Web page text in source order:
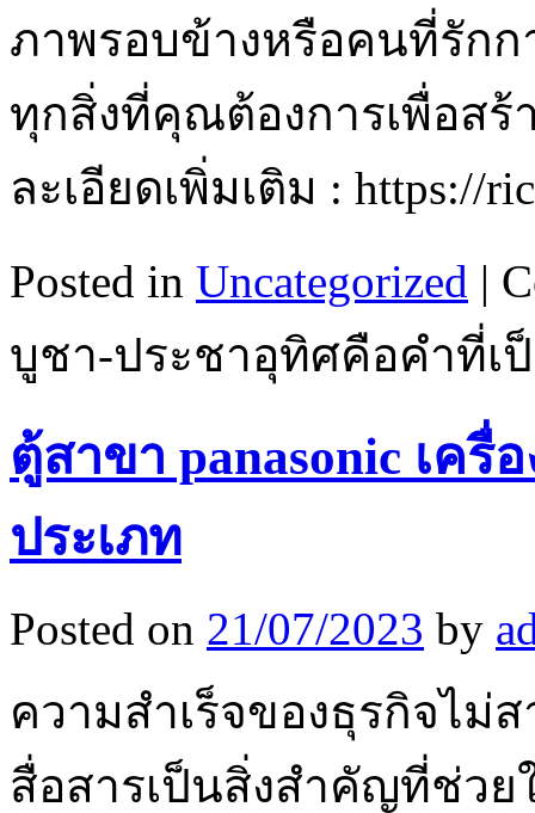
ภาพรอบข้างหรือคนที่รัก
ทุกสิ่งที่คุณต้องการเพื่อสร้
ละเอียดเพิ่มเติม : https://
Posted in Uncategorized |
บูชา-ประชาอุทิศคือคำที่
ตู้สาขา panasonic เค
ประเภท
Posted on 21/07/2023 by
ความสำเร็จของธุรกิจไม่
สื่อสารเป็นสิ่งสำคัญที่ช่ว